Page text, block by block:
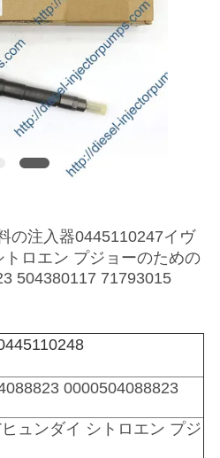
の注入器0445110247イヴ
トロエン プジョーのための
504380117 71793015
0000504088823
ュンダイ シトロエン プジ